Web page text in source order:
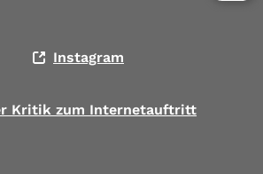
Instagram
Kritik zum Internetauftritt